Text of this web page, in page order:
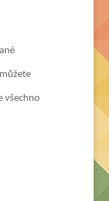
všechno